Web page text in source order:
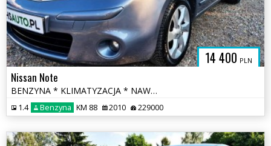
14 400 PLN
Nissan Note
BENZYNA * KLIMATYZACJA * NAWIGACJA * super * okazja * polecamy
1.4 Benzyna KM 88 2010 229000